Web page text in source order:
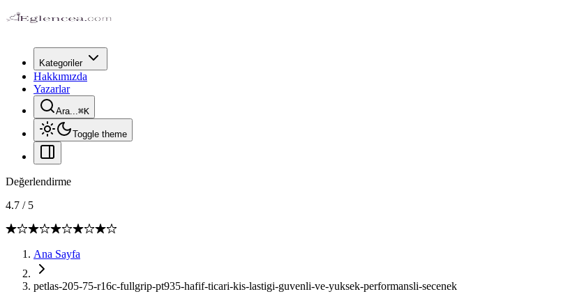
Kategoriler
Hakkımızda
Yazarlar
Ara...⌘K
Toggle theme
Değerlendirme
4.7 / 5
Ana Sayfa
petlas-205-75-r16c-fullgrip-pt935-hafif-ticari-kis-lastigi-guvenli-ve-yuksek-performansli-secenek